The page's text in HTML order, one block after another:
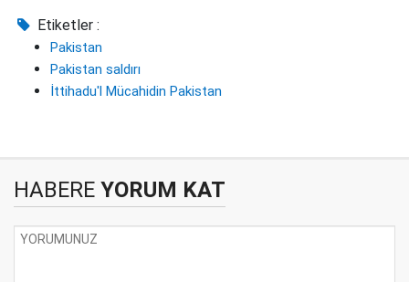
Etiketler :
Pakistan
Pakistan saldırı
İttihadu'l Mücahidin Pakistan
HABERE YORUM KAT